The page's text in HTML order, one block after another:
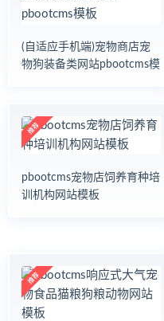
(自适应手机端)宠物商店宠
物狗装备类网站pbootcms模
pbootcms宠物店饲养育种培
训机构网站模板